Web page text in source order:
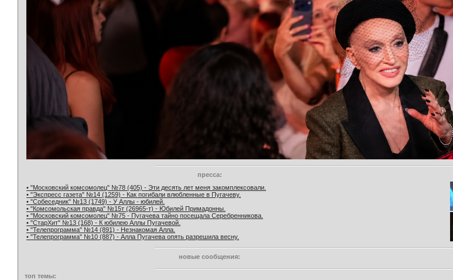
пресса:
• "Московский комсомолец" №78 (405) - Эти десять лет меня закомплексовали.
• "Экспресс газета" №14 (1259) - Как погибали влюбленные в Пугачеву.
• "Собеседник" №13 (1749) - У Аллы - юбилей.
• "Комсомольская правда" №15т (26965-т) - Юбилей Примадонны.
• "Московский комсомолец" №75 - Пугачева тайно посещала Серебренникова.
• "СтарХит" №13 (168) - К юбилею Аллы Пугачевой.
• "Телепрограмма" №14 (891) - Незнакомая Алла.
• "Телепрограмма" №10 (887) - Алла Пугачева опять разрешила весну.
новые сообщения:
топ темы: